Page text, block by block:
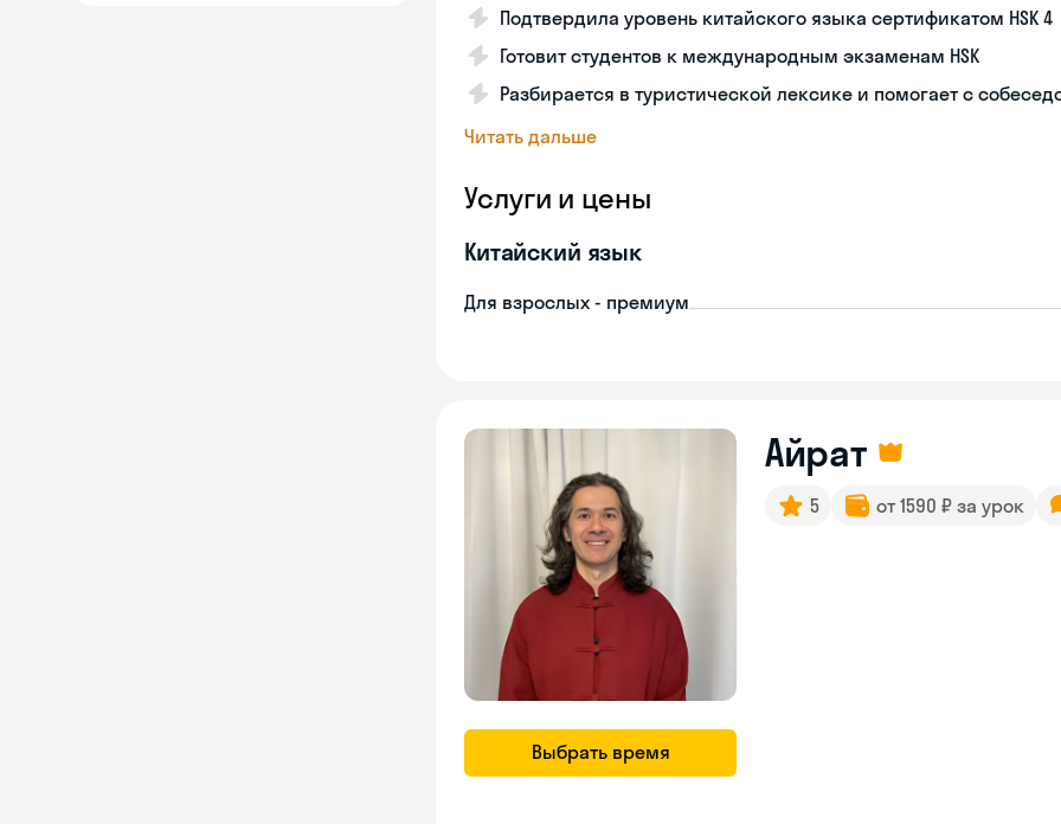
Подтвердила уровень китайского языка сертификатом HSK 4
Готовит студентов к международным экзаменам HSK
Разбирается в туристической лексике и помогает с
Читать дальше
Услуги и цены
Китайский язык
Для взрослых - премиум
Выбрать время
Айрат
5 от 1590 ₽ за урок